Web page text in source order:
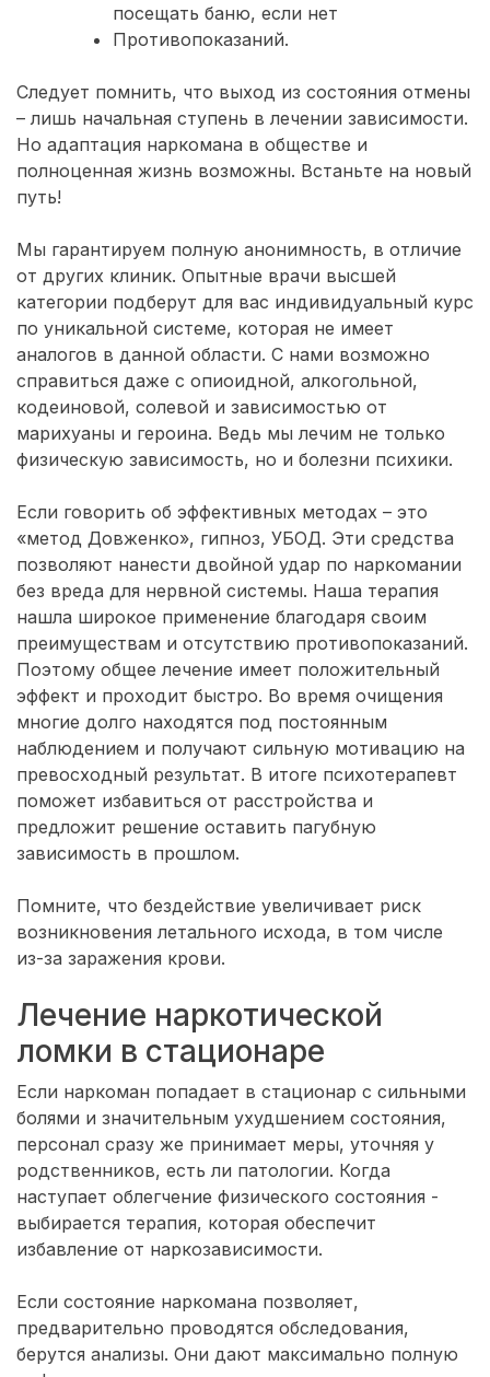
посещать баню, если нет
Противопоказаний.
Следует помнить, что выход из состояния отмены
– лишь начальная ступень в лечении зависимости.
Но адаптация наркомана в обществе и
полноценная жизнь возможны. Встаньте на новый
путь!
Мы гарантируем полную анонимность, в отличие
от других клиник. Опытные врачи высшей
категории подберут для вас индивидуальный курс
по уникальной системе, которая не имеет
аналогов в данной области. С нами возможно
справиться даже с опиоидной, алкогольной,
кодеиновой, солевой и зависимостью от
марихуаны и героина. Ведь мы лечим не только
физическую зависимость, но и болезни психики.
Если говорить об эффективных методах – это
«метод Довженко», гипноз, УБОД. Эти средства
позволяют нанести двойной удар по наркомании
без вреда для нервной системы. Наша терапия
нашла широкое применение благодаря своим
преимуществам и отсутствию противопоказаний.
Поэтому общее лечение имеет положительный
эффект и проходит быстро. Во время очищения
многие долго находятся под постоянным
наблюдением и получают сильную мотивацию на
превосходный результат. В итоге психотерапевт
поможет избавиться от расстройства и
предложит решение оставить пагубную
зависимость в прошлом.
Помните, что бездействие увеличивает риск
возникновения летального исхода, в том числе
из-за заражения крови.
Лечение наркотической
ломки в стационаре
Если наркоман попадает в стационар с сильными
болями и значительным ухудшением состояния,
персонал сразу же принимает меры, уточняя у
родственников, есть ли патологии. Когда
наступает облегчение физического состояния -
выбирается терапия, которая обеспечит
избавление от наркозависимости.
Если состояние наркомана позволяет,
предварительно проводятся обследования,
берутся анализы. Они дают максимально полную